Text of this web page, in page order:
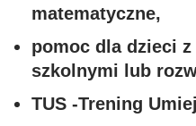
matematyczne,
pomoc dla dzieci
szkolnymi lub
TUS -Trening